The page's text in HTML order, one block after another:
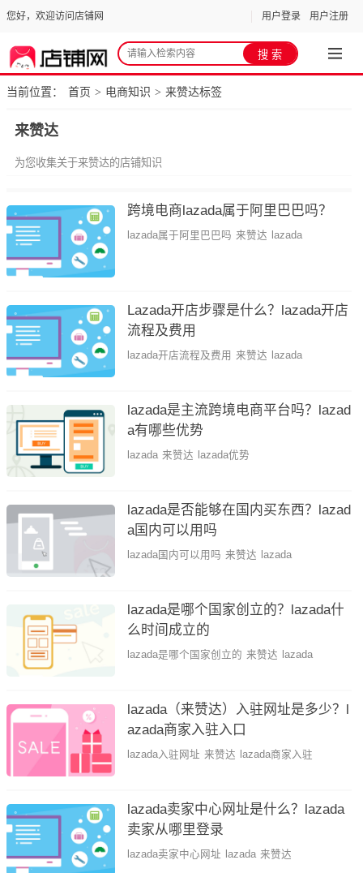
您好，欢迎访问店铺网 用户登录 用户注册
当前位置： 首页 > 电商知识 > 来赞达标签
来赞达
为您收集关于来赞达的店铺知识
跨境电商lazada属于阿里巴巴吗？
lazada属于阿里巴巴吗 来赞达 lazada
Lazada开店步骤是什么？lazada开店
流程及费用
lazada开店流程及费用 来赞达 lazada
lazada是主流跨境电商平台吗？lazad
a有哪些优势
lazada 来赞达 lazada优势
lazada是否能够在国内买东西？lazad
a国内可以用吗
lazada国内可以用吗 来赞达 lazada
lazada是哪个国家创立的？lazada什
么时间成立的
lazada是哪个国家创立的 来赞达 lazada
lazada（来赞达）入驻网址是多少？l
azada商家入驻入口
lazada入驻网址 来赞达 lazada商家入驻
lazada卖家中心网址是什么？lazada
卖家从哪里登录
lazada卖家中心网址 lazada 来赞达